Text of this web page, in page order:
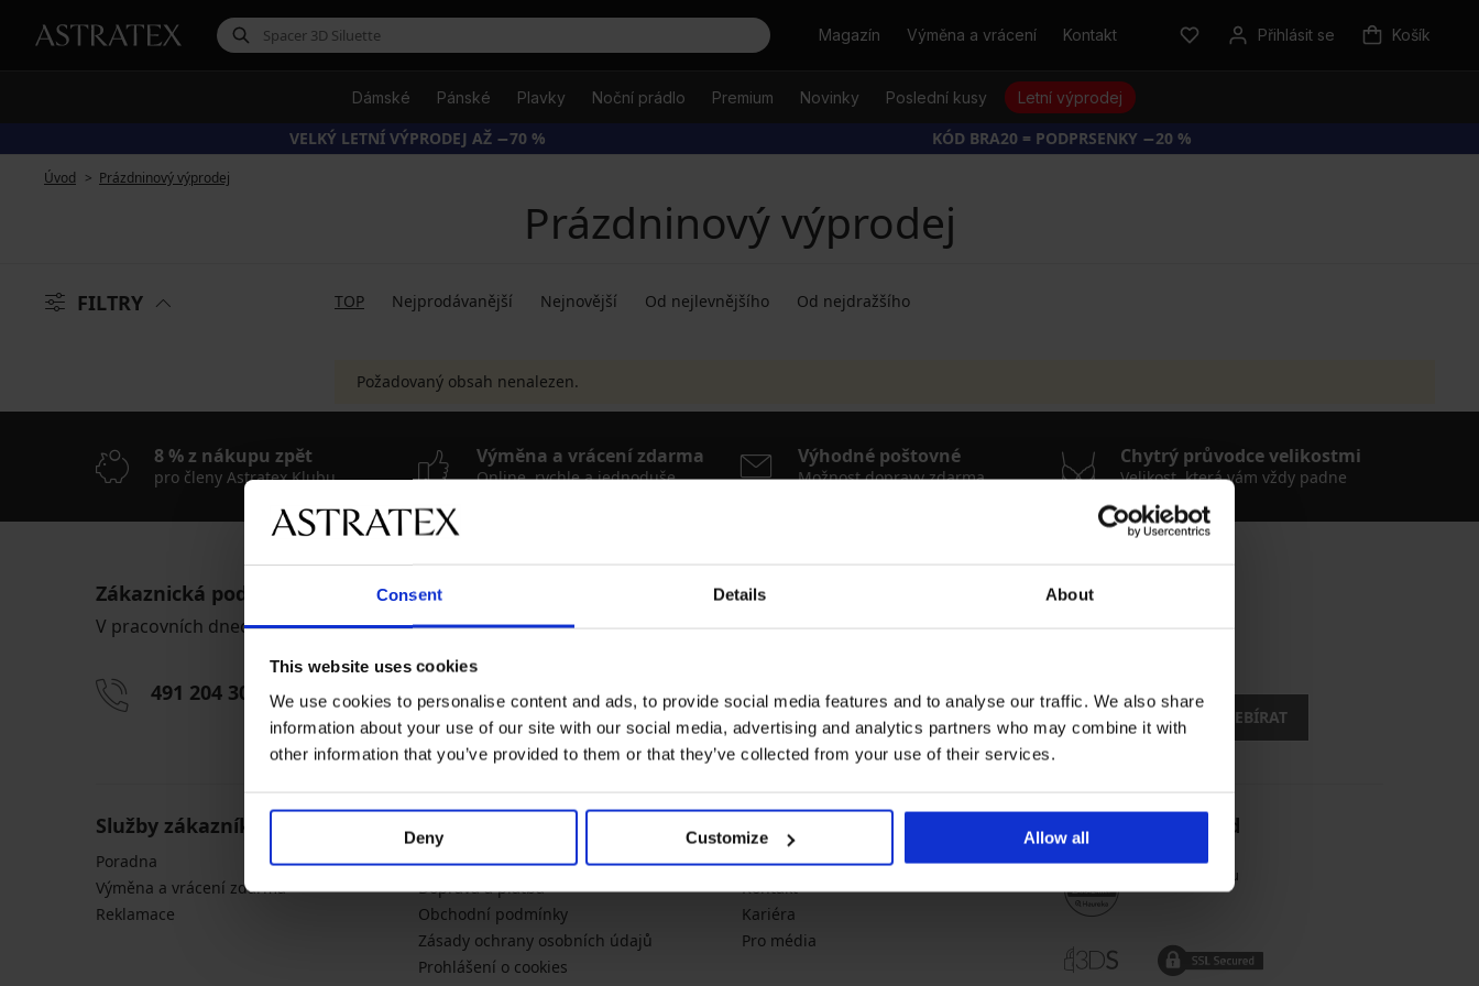
Consent Details About
This website uses cookies
We use cookies to personalise content and ads, to provide social media features and to analyse our traffic. We also share
information about your use of our site with our social media, advertising and analytics partners who may combine it with
other information that you’ve provided to them or that they’ve collected from your use of their services.
Deny Customize Allow all
HledatMagazín Výměna a vrácení Kontakt Přihlásit se Košík
Dámské Pánské Plavky Noční prádlo Premium Novinky Poslední kusy Letní výprodej
VELKÝ LETNÍ VÝPRODEJ AŽ −70 % KÓD BRA20 = PODPRSENKY −20 %
Úvod Prázdninový výprodej
Prázdninový výprodej
FILTRY TOP Nejprodávanější Nejnovější Od nejlevnějšího Od nejdražšího
Požadovaný obsah nenalezen.
8 % z nákupu zpět
pro členy Astratex Klubu
Výměna a vrácení zdarma
Online, rychle a jednoduše
Výhodné poštovné
Možnost dopravy zdarma
Chytrý průvodce velikostmi
Velikost, která vám vždy padne
Zákaznická podpora
V pracovních dnech od 8:00 do 17:00
491 204 304 info@astratex.cz
Newsletter
Nenechte si ujít žádnou slevu.
CHCI ODEBÍRAT
Služby zákazníkům
Poradna
Výměna a vrácení zdarma
Reklamace
Tabulky velikostí
Doprava a platba
Obchodní podmínky
Zásady ochrany osobních údajů
Prohlášení o cookies
O společnosti
Astratex.cz
Kontakt
Kariéra
Pro média
Spolehlivý obchod